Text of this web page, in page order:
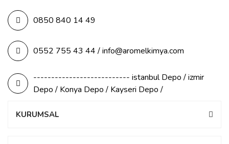
0850 840 14 49
0552 755 43 44 / info@aromelkimya.com
--------------------------- istanbul Depo / izmir
Depo / Konya Depo / Kayseri Depo /
KURUMSAL